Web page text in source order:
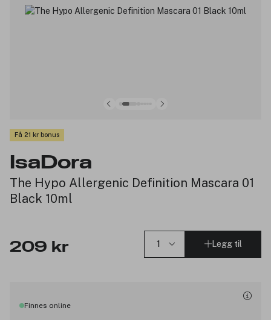
Få 21 kr bonus
IsaDora
The Hypo Allergenic Definition Mascara 01
Black 10ml
209 kr Legg til
Finnes online